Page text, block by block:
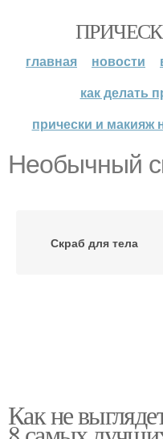
главная новости
как делать
прически и макияж
Необычный
Скраб для тела
Как не